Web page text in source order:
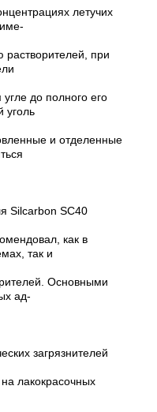
летучих
растворителей, при
до полного его
уголь
и отделенные
Silcarbon SC40
как в
так и
Основными
ад-
загрязнителей
лакокрасочных